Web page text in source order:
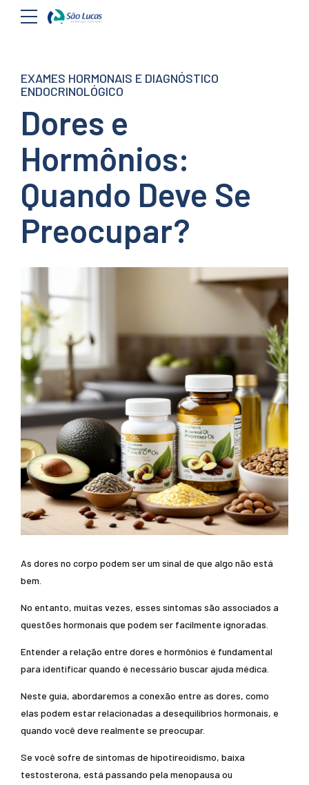
EXAMES HORMONAIS E DIAGNÓSTICO
ENDOCRINOLÓGICO
Dores e
Hormônios:
Quando Deve Se
Preocupar?
As dores no corpo podem ser um sinal de que algo não está
bem.
No entanto, muitas vezes, esses sintomas são associados a
questões hormonais que podem ser facilmente ignoradas.
Entender a relação entre dores e hormônios é fundamental
para identificar quando é necessário buscar ajuda médica.
Neste guia, abordaremos a conexão entre as dores, como
elas podem estar relacionadas a desequilíbrios hormonais, e
quando você deve realmente se preocupar.
Se você sofre de sintomas de hipotireoidismo, baixa
testosterona, está passando pela menopausa ou